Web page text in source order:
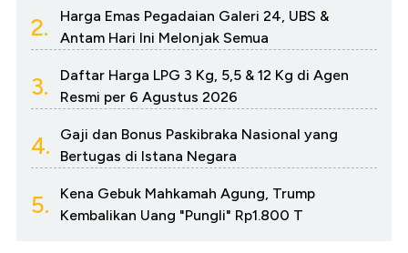
2.
Harga Emas Pegadaian Galeri 24, UBS &
Antam Hari Ini Melonjak Semua
3.
Daftar Harga LPG 3 Kg, 5,5 & 12 Kg di Agen
Resmi per 6 Agustus 2026
4.
Gaji dan Bonus Paskibraka Nasional yang
Bertugas di Istana Negara
5.
Kena Gebuk Mahkamah Agung, Trump
Kembalikan Uang "Pungli" Rp1.800 T